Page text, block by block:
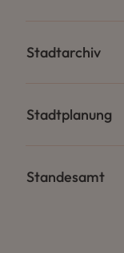
Stadtarchiv
Stadtplanung
Standesamt